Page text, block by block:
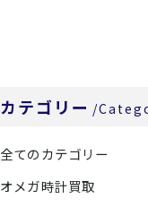
カテゴリー
全てのカテゴリー
オメガ時計買取